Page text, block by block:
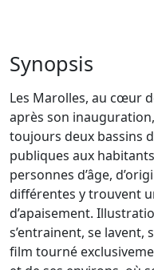
Synopsis
Les Marolles, au cœur
après son
toujours deux bassins
publiques aux
personnes d’âge,
différentes y trouvent
d’apaisement.
s’entrainent, se
film tourné